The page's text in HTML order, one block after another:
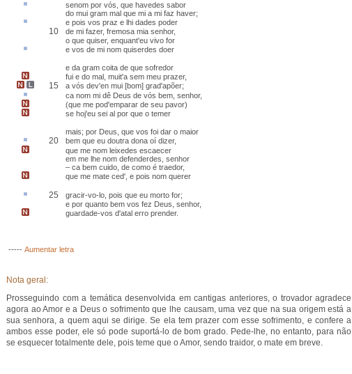
senom por vós, que havedes sabor
do mui gram mal que mi a mi faz haver;
e pois vos praz e lhi dades poder
10
de mi fazer, fremosa mia senhor,
o que quiser, enquant'eu vivo for
e vos de mi nom quiserdes doer
e da gram coita de que sofredor
fui e do mal, muit'a sem meu prazer,
15 a vós dev'en mui [bom] grad'apõer;
ca nom mi dê Deus de vós bem, senhor,
(que me pod'emparar de seu pavor)
se hoj'eu sei al por que o temer
mais; por Deus, que vos foi dar o maior
20 bem que eu doutra dona oí dizer,
que me nom leixedes escaecer
em me lhe nom defenderdes , senhor
– ca bem cuido, de como é traedor,
que me mate ced', e pois nom querer
25 gracir-vo-lo , pois que eu morto for;
e por quanto bem vos fez Deus, senhor,
guardade-vos d'atal erro prender.
----- Aumentar letra
Nota geral:
Prosseguindo com a temática desenvolvida em cantigas anteriores, o trovador agradece
agora ao Amor e a Deus o sofrimento que lhe causam, uma vez que na sua origem está a
sua senhora, a quem aqui se dirige. Se ela tem prazer com esse sofrimento, e confere a
ambos esse poder, ele só pode suportá-lo de bom grado. Pede-lhe, no entanto, para não
se esquecer totalmente dele, pois teme que o Amor, sendo traidor, o mate em breve.